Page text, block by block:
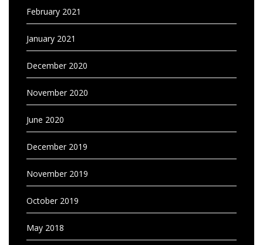
February 2021
January 2021
December 2020
November 2020
June 2020
December 2019
November 2019
October 2019
May 2018